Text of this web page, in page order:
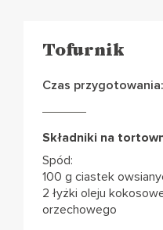
Tofurnik
Czas
Składniki na
Spód:
100 g ciastek
2 łyżki oleju
orzechowego